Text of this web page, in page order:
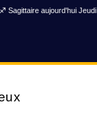
♐ Sagittaire aujourd'hui Jeudi